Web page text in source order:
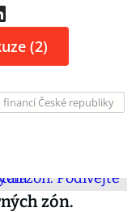
(2)
České republiky
zón.